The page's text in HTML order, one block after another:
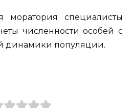
моратория специалисты
численности особей с
динамики популяции.